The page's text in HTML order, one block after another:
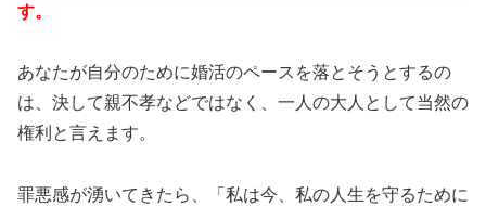
す。
あなたが自分のために婚活のペースを落とそうとするの
は、決して親不孝などではなく、一人の大人として当然の
権利と言えます。
罪悪感が湧いてきたら、「私は今、私の人生を守るために